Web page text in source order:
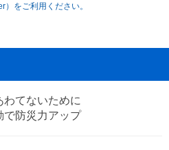
をご利用ください。
わてないために
で防災力アップ